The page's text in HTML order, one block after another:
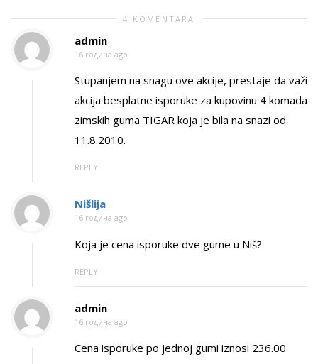
4 KOMENTARA
admin
16 година ago
Stupanjem na snagu ove akcije, prestaje da važi
akcija besplatne isporuke za kupovinu 4 komada
zimskih guma TIGAR koja je bila na snazi od
11.8.2010.
REPLY
Nišlija
16 година ago
Koja je cena isporuke dve gume u Niš?
REPLY
admin
16 година ago
Cena isporuke po jednoj gumi iznosi 236.00